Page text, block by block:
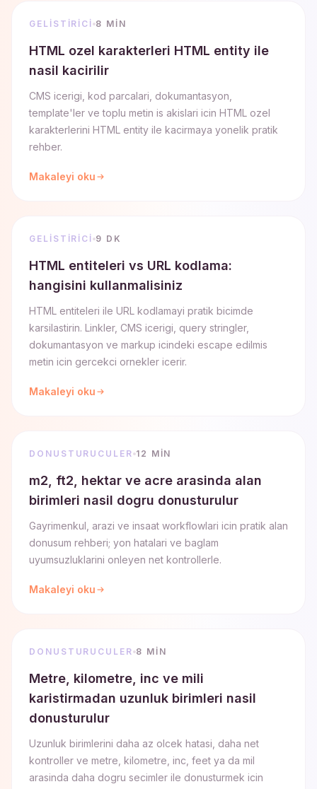
GELISTIRICI 8 MIN
HTML ozel karakterleri HTML entity ile
nasil kacirilir
CMS icerigi, kod parcalari, dokumantasyon,
template'ler ve toplu metin is akislari icin HTML ozel
karakterlerini HTML entity ile kacirmaya yonelik pratik
rehber.
Makaleyi oku
GELISTIRICI 9 DK
HTML entiteleri vs URL kodlama:
hangisini kullanmalisiniz
HTML entiteleri ile URL kodlamayi pratik bicimde
karsilastirin. Linkler, CMS icerigi, query stringler,
dokumantasyon ve markup icindeki escape edilmis
metin icin gercekci ornekler icerir.
Makaleyi oku
DONUSTURUCULER 12 MIN
m2, ft2, hektar ve acre arasinda alan
birimleri nasil dogru donusturulur
Gayrimenkul, arazi ve insaat workflowlari icin pratik alan
donusum rehberi; yon hatalari ve baglam
uyumsuzluklarini onleyen net kontrollerle.
Makaleyi oku
DONUSTURUCULER 8 MIN
Metre, kilometre, inc ve mili
karistirmadan uzunluk birimleri nasil
donusturulur
Uzunluk birimlerini daha az olcek hatasi, daha net
kontroller ve metre, kilometre, inc, feet ya da mil
arasinda daha dogru secimler ile donusturmek icin